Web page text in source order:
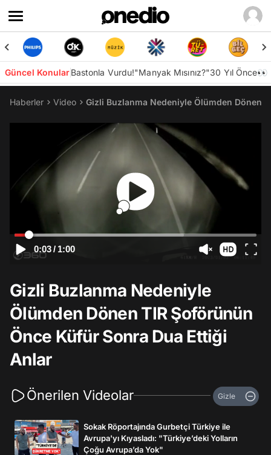
Güncel KonularBastonla Vurdu!"Manyak Mısınız?"30 Yıl Önce👀
Haberler Video Gizli Buzlanma Nedeniyle Ölümden Dönen
0:03/ 1:00
Gizli Buzlanma Nedeniyle
Ölümden Dönen TIR Şoförünün
Önce Küfür Sonra Dua Ettiği
Anlar
Önerilen Videolar Gizle
Sokak Röportajında Gurbetçi Türkiye ile
Avrupa'yı Kıyasladı: "Türkiye’deki Yolların
Çoğu Avrupa’da Yok"